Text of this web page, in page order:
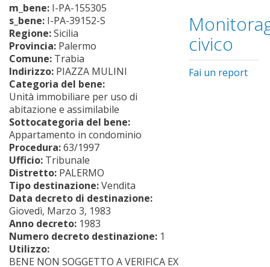
m_bene: I-PA-155305
s_bene: I-PA-39152-S
Regione:Sicilia
Provincia: Palermo
Comune: Trabia
Indirizzo: PIAZZA MULINI
Categoria del bene:
Unità immobiliare per uso di
abitazione e assimilabile
Sottocategoria del bene:
Appartamento in condominio
Procedura:63/1997
Ufficio: Tribunale
Distretto: PALERMO
Tipo destinazione:Vendita
Data decreto di destinazione:
Giovedì, Marzo 3, 1983
Anno decreto: 1983
Numero decreto destinazione: 1
Utilizzo:
BENE NON SOGGETTO A VERIFICA EX
civico
Fai un report